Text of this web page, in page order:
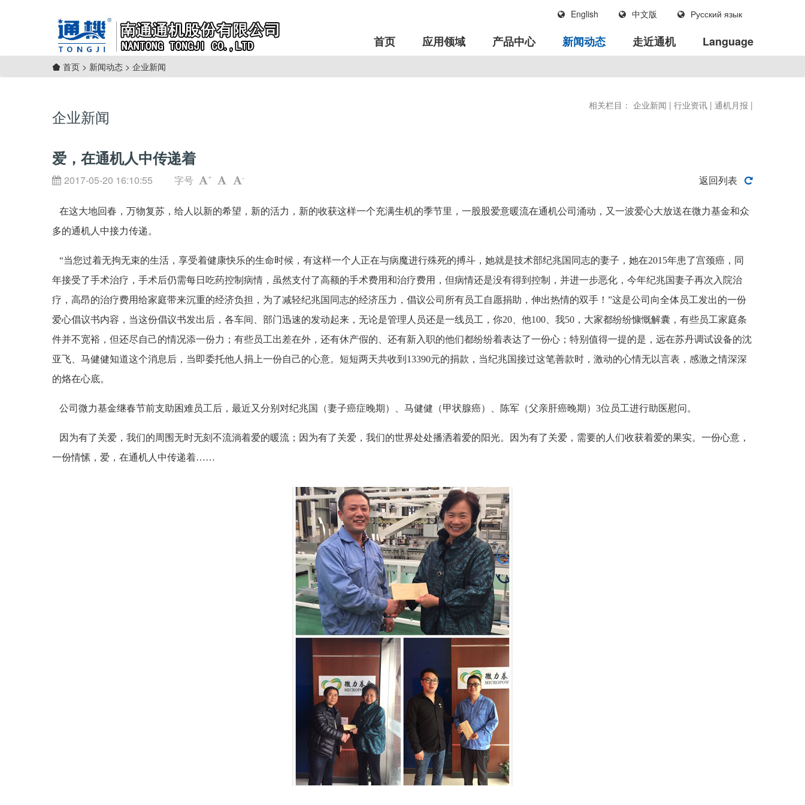
English 中文版 Русский язык
首页 应用领域 产品中心 新闻动态 走近通机 Language
首页 > 新闻动态 > 企业新闻
企业新闻
相关栏目： 企业新闻 | 行业资讯 | 通机月报 |
爱，在通机人中传递着
2017-05-20 16:10:55 字号 + - 返回列表
在这大地回春，万物复苏，给人以新的希望，新的活力，新的收获这样一个充满生机的季节里，一股股爱意暖流在通机公司涌动，又一波爱心大放送在微力基金和众
多的通机人中接力传递。
“当您过着无拘无束的生活，享受着健康快乐的生命时候，有这样一个人正在与病魔进行殊死的搏斗，她就是技术部纪兆国同志的妻子，她在2015年患了宫颈癌，同
年接受了手术治疗，手术后仍需每日吃药控制病情，虽然支付了高额的手术费用和治疗费用，但病情还是没有得到控制，并进一步恶化，今年纪兆国妻子再次入院治
疗，高昂的治疗费用给家庭带来沉重的经济负担，为了减轻纪兆国同志的经济压力，倡议公司所有员工自愿捐助，伸出热情的双手！”这是公司向全体员工发出的一份
爱心倡议书内容，当这份倡议书发出后，各车间、部门迅速的发动起来，无论是管理人员还是一线员工，你20、他100、我50，大家都纷纷慷慨解囊，有些员工家庭条
件并不宽裕，但还尽自己的情况添一份力；有些员工出差在外，还有休产假的、还有新入职的他们都纷纷着表达了一份心；特别值得一提的是，远在苏丹调试设备的沈
亚飞、马健健知道这个消息后，当即委托他人捐上一份自己的心意。短短两天共收到13390元的捐款，当纪兆国接过这笔善款时，激动的心情无以言表，感激之情深深
的烙在心底。
公司微力基金继春节前支助困难员工后，最近又分别对纪兆国（妻子癌症晚期）、马健健（甲状腺癌）、陈军（父亲肝癌晚期）3位员工进行助医慰问。
因为有了关爱，我们的周围无时无刻不流淌着爱的暖流；因为有了关爱，我们的世界处处播洒着爱的阳光。因为有了关爱，需要的人们收获着爱的果实。一份心意，
一份情愫，爱，在通机人中传递着……